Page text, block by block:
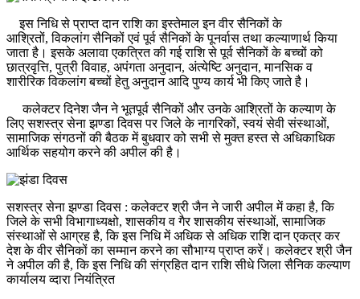
इस निधि से प्राप्‍त दान राशि का इस्‍तेमाल इन वीर सैनिकों के
आश्रितों, विकलांग सैनिकों एवं पूर्व सैनिकों के पूनर्वास तथा कल्‍याणार्थ किया
जाता है। इसके अलावा एकत्रित की गई राशि से पूर्व सैनिकों के बच्‍चों को
छात्रवृत्ति, पुत्री विवाह, अपंगता अनुदान, अंत्‍येष्टि अनुदान, मानसिक व
शारीरिक विकलांग बच्‍चों हेतु अनुदान आदि पुण्‍य कार्य भी किए जाते है।
कलेक्‍टर दिनेश जैन ने भूतपूर्व सैनिकों और उनके आश्रितों के कल्‍याण के
लिए सशस्‍त्र सेना झण्‍डा दिवस पर जिले के नागरिकों, स्‍वयं सेवी संस्‍थाओं,
सामाजिक संगठनों की बैठक में बुधवार को सभी से मुक्‍त हस्‍त से अधिकाधिक
आर्थिक सहयोग करने की अपील की है।
सशस्‍त्र सेना झण्‍डा दिवस : कलेक्‍टर श्री जैन ने जारी अपील में कहा है, कि
जिले के सभी विभागाध्‍यक्षो, शासकीय व गैर शासकीय संस्‍थाओं, सामाजिक
संस्‍थाओं से आग्रह है, कि इस निधि में अधिक से अधिक राशि दान एकत्र कर
देश के वीर सैनिकों का सम्‍मान करने का सौभाग्‍य प्राप्‍त करें। कलेक्‍टर श्री जैन
ने अपील की है, कि इस निधि की संग्रहित दान राशि सीधे जिला सैनिक कल्‍याण
कार्यालय व्‍दारा नियंत्रित